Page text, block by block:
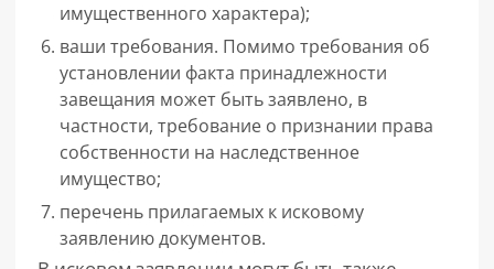
имущественного характера);
ваши требования. Помимо требования об
установлении факта принадлежности
завещания может быть заявлено, в
частности, требование о признании права
собственности на наследственное
имущество;
перечень прилагаемых к исковому
заявлению документов.